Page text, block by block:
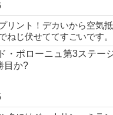
リント！デカいから空気
ねじ伏せててすごいです。
・ポローニュ第3ステ
目か?